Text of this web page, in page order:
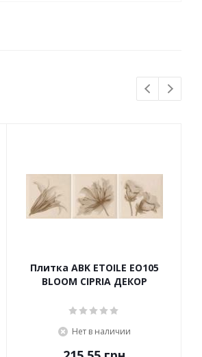
Плитка ABK ETOILE EO105
BLOOM CIPRIA ДЕКОР
Нет в наличии